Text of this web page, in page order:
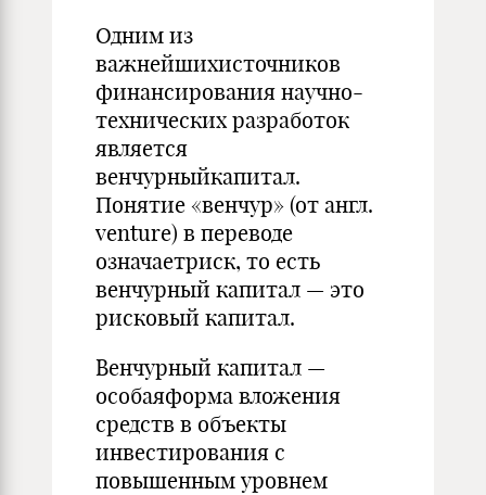
Одним из
важнейшихисточников
финансирования научно-
технических разработок
является
венчурныйкапитал.
Понятие «венчур» (от англ.
venture) в переводе
означаетриск, то есть
венчурный капитал — это
рисковый капитал.
Венчурный капитал —
особаяформа вложения
средств в объекты
инвестирования с
повышенным уровнем